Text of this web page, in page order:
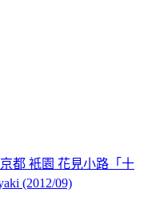
都 衹園 花見小路「十
(2012/09)